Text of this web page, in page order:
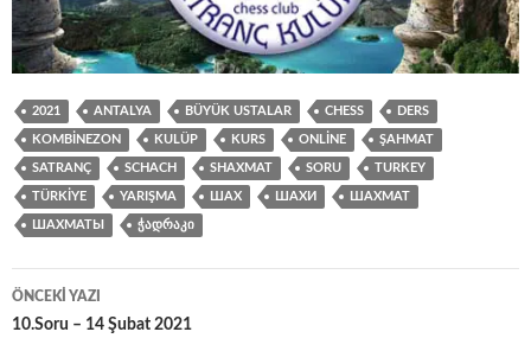
2021 ANTALYA BÜYÜK USTALAR CHESS DERS
KOMBINEZON KULÜP KURS ONLINE ŞAHMAT
SATRANÇ SCHACH SHAXMAT SORU TURKEY
TÜRKIYE YARIŞMA ШАХ ШАХИ ШАХМАТ
ШАХМАТЫ ᲭᲐᲓᲠᲐᲙᲘ
Yazı
dolaşımı
ÖNCEKI YAZI
10.Soru – 14 Şubat 2021